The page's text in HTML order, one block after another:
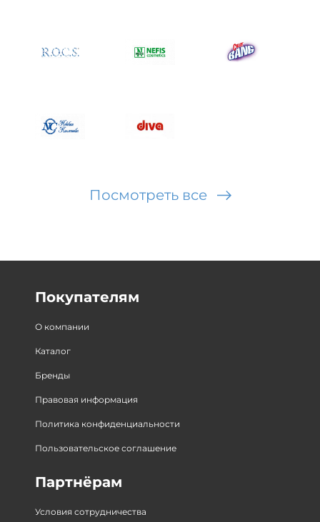
Посмотреть все
Покупателям
О компании
Каталог
Бренды
Правовая информация
Политика конфиденциальности
Пользовательское соглашение
Партнёрам
Условия сотрудничества